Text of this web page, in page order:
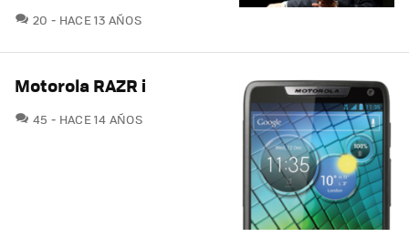
20 COMENTARIOS
HACE 13 AÑOS
Motorola RAZR i
45 COMENTARIOS
HACE 14 AÑOS